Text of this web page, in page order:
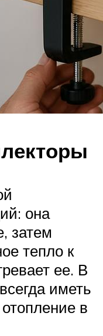
она
затем
тепло к
ее. В
иметь
в